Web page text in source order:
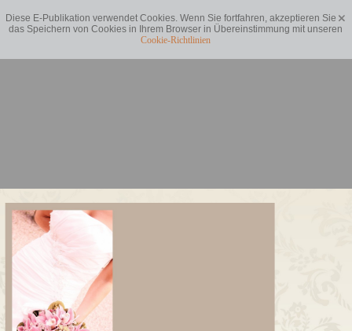
Diese E-Publikation verwendet Cookies. Wenn Sie fortfahren, akzeptieren Sie
das Speichern von Cookies in Ihrem Browser in Übereinstimmung mit unseren
Cookie-Richtlinien